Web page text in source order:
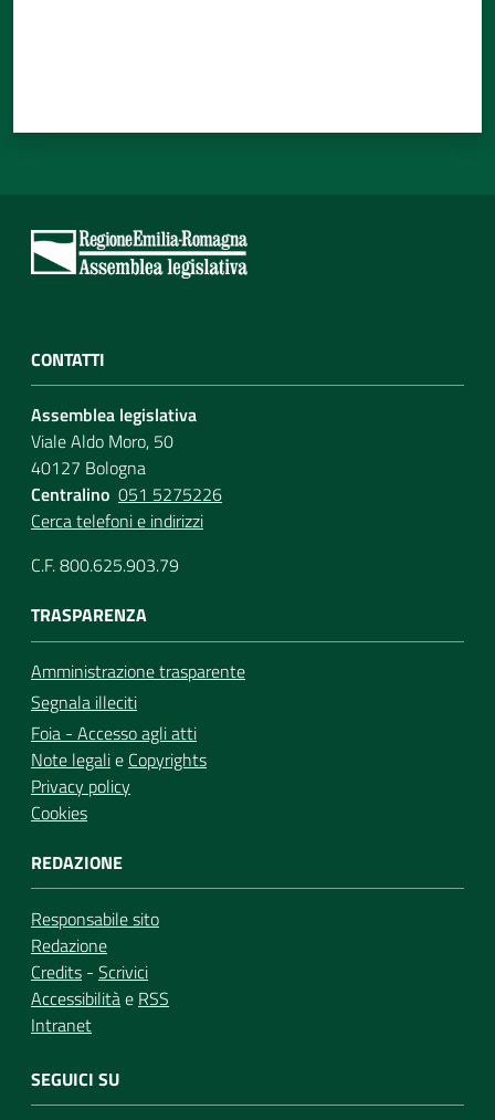
CONTATTI
Assemblea legislativa
Viale Aldo Moro, 50
40127 Bologna
Centralino 051 5275226
Cerca telefoni e indirizzi
C.F. 800.625.903.79
TRASPARENZA
Amministrazione trasparente
Segnala illeciti
Foia - Accesso agli atti
Note legalie Copyrights
Privacy policy
Cookies
REDAZIONE
Responsabile sito
Redazione
Credits - Scrivici
Accessibilitàe RSS
Intranet
SEGUICI SU